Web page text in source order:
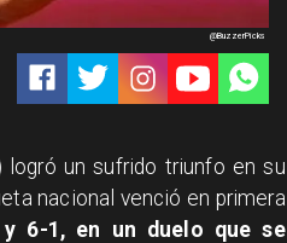
@BuzzerPicks
logró un sufrido triunfo en su
nacional venció en primera
y 6-1, en un duelo que se